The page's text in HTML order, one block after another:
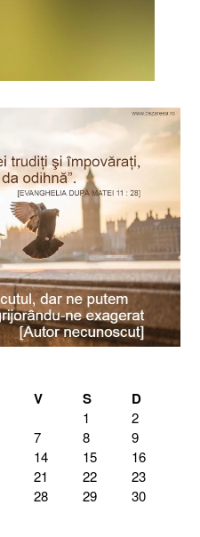
V S D
1
2
7 8
9
14 15
16
21 22
23
28 29
30